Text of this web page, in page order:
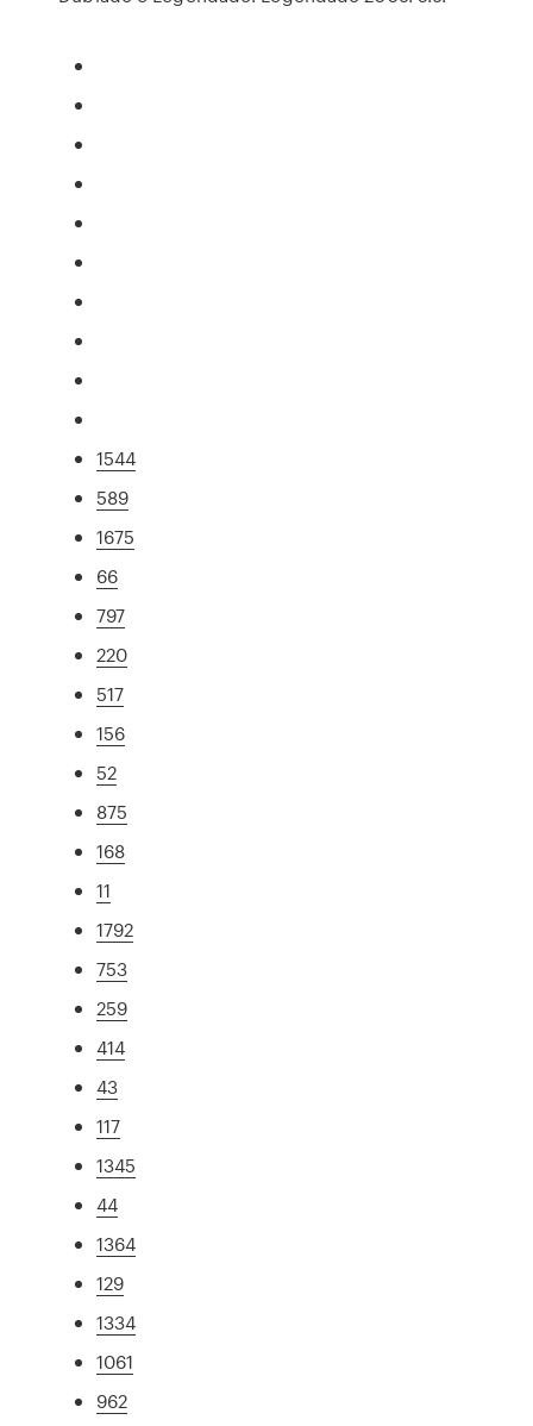
1544
589
1675
66
797
220
517
156
52
875
168
11
1792
753
259
414
43
117
1345
44
1364
129
1334
1061
962